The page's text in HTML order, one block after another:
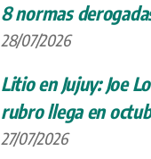
8 normas
28/07/2026
Litio en Jujuy: Joe
rubro llega en
27/07/2026